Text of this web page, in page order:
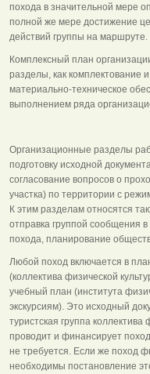
похода в значительной мере
полной же мере достижение
действий группы на маршруте.
Комплексный план
разделы, как комплектование
материально-техническое
выполнением ряда
Организационные разделы
подготовку исходной
согласование вопросов о
участка) по территории с
К этим разделам относятся
отправка группой сообщения
похода, планирование
Любой поход включается в
(коллектива физической
учебный план (института
экскурсиям). Это исходный
туристская группа коллектива
проводит и финансирует
не требуется. Если же поход
необходимы постановление